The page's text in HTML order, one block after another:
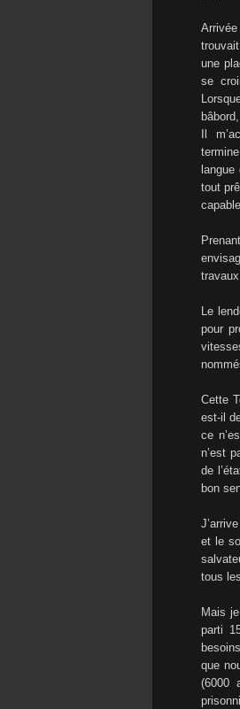
une
se
Il
tout
Le
pour
Cette
est-il
ce
n’est
de
bon
et le
tous
Mais
parti
que
(6000